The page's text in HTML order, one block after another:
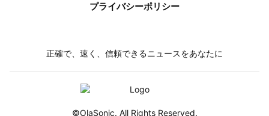
プライバシーポリシー
正確で、速く、信頼できるニュースをあなたに
©OlaSonic. All Rights Reserved.